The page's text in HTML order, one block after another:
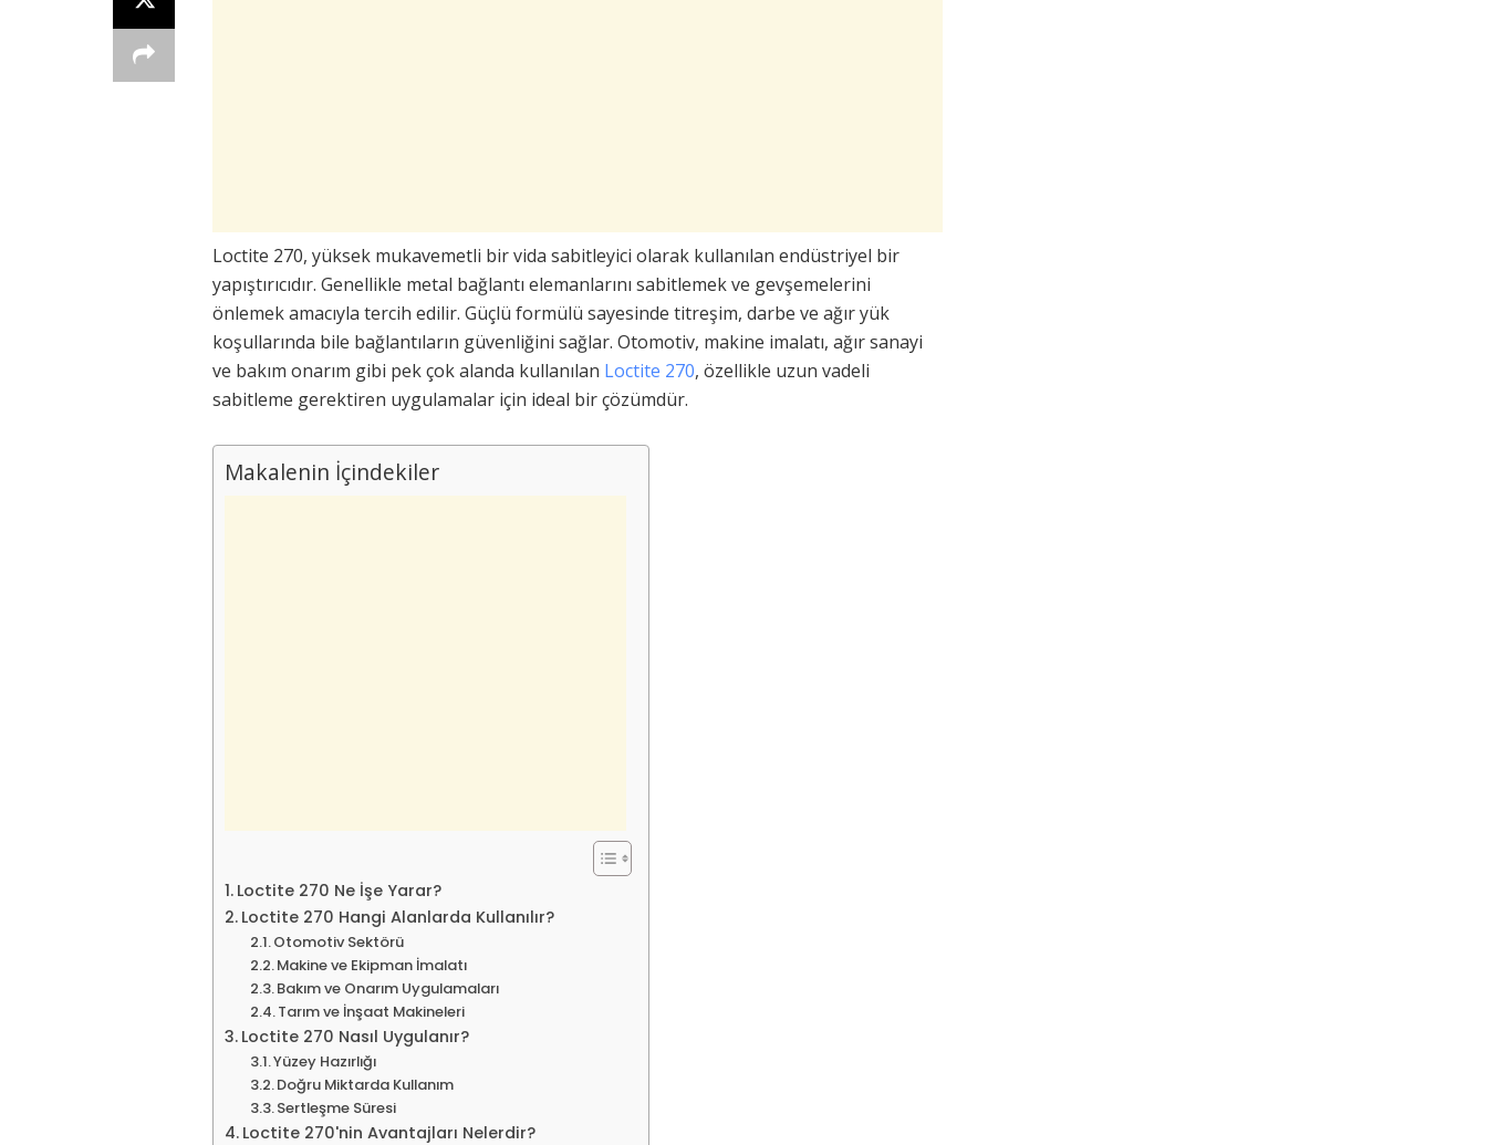
Loctite 270, yüksek mukavemetli bir vida sabitleyici olarak kullanılan endüstriyel bir
yapıştırıcıdır. Genellikle metal bağlantı elemanlarını sabitlemek ve gevşemelerini
önlemek amacıyla tercih edilir. Güçlü formülü sayesinde titreşim, darbe ve ağır yük
koşullarında bile bağlantıların güvenliğini sağlar. Otomotiv, makine imalatı, ağır sanayi
ve bakım onarım gibi pek çok alanda kullanılan Loctite 270, özellikle uzun vadeli
sabitleme gerektiren uygulamalar için ideal bir çözümdür.
Makalenin İçindekiler
Loctite 270 Ne İşe Yarar?
Loctite 270 Hangi Alanlarda Kullanılır?
Otomotiv Sektörü
Makine ve Ekipman İmalatı
Bakım ve Onarım Uygulamaları
Tarım ve İnşaat Makineleri
Loctite 270 Nasıl Uygulanır?
Yüzey Hazırlığı
Doğru Miktarda Kullanım
Sertleşme Süresi
Loctite 270'nin Avantajları Nelerdir?